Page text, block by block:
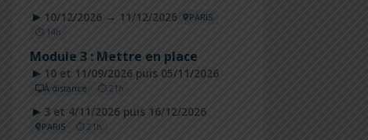
▶ 10/12/2026 → 11/12/2026
PARIS
⏱ 14h
Module 3 : Mettre en place
▶ 10 et 11/09/2026 puis 05/11/2026
À distance ⏱ 21h
▶ 3 et 4/11/2026 puis 16/12/2026
PARIS ⏱ 21h